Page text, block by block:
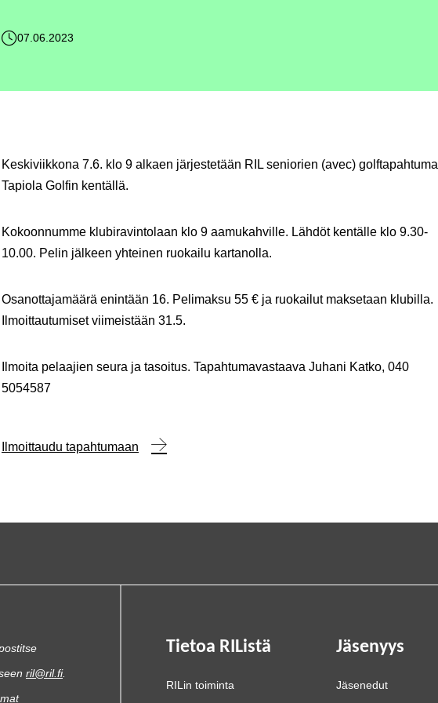
07.06.2023
Keskiviikkona 7.6. klo 9 alkaen järjestetään RIL seniorien (avec) golftapahtuma
Tapiola Golfin kentällä.
Kokoonnumme klubiravintolaan klo 9 aamukahville. Lähdöt kentälle klo 9.30-
10.00. Pelin jälkeen yhteinen ruokailu kartanolla.
Osanottajamäärä enintään 16. Pelimaksu 55 € ja ruokailut maksetaan klubilla.
Ilmoittautumiset viimeistään 31.5.
Ilmoita pelaajien seura ja tasoitus. Tapahtumavastaava Juhani Katko, 040
5054587
Ilmoittaudu tapahtumaan
ril@ril.fi.
Tietoa RIListä
RILin toiminta
Jäsenyys
Jäsenedut